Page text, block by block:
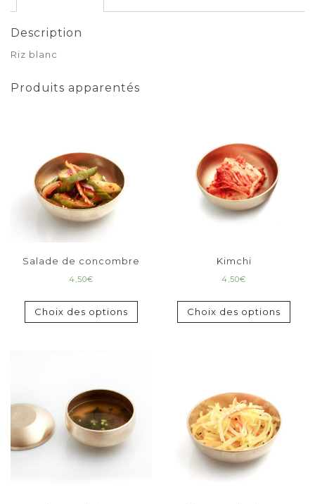
Description
Riz blanc
Produits apparentés
Salade de concombre
4,50€
Choix des options
Kimchi
4,50€
Choix des options